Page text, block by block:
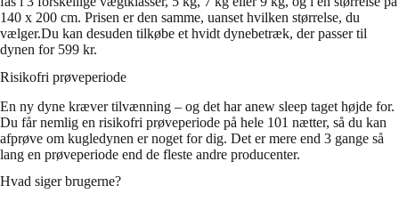
140 x 200 cm. Prisen er den samme, uanset hvilken størrelse, du
vælger.Du kan desuden tilkøbe et hvidt dynebetræk, der passer til
dynen for 599 kr.
Risikofri prøveperiode
En ny dyne kræver tilvænning – og det har anew sleep taget højde for.
Du får nemlig en risikofri prøveperiode på hele 101 nætter, så du kan
afprøve om kugledynen er noget for dig. Det er mere end 3 gange så
lang en prøveperiode end de fleste andre producenter.
Hvad siger brugerne?